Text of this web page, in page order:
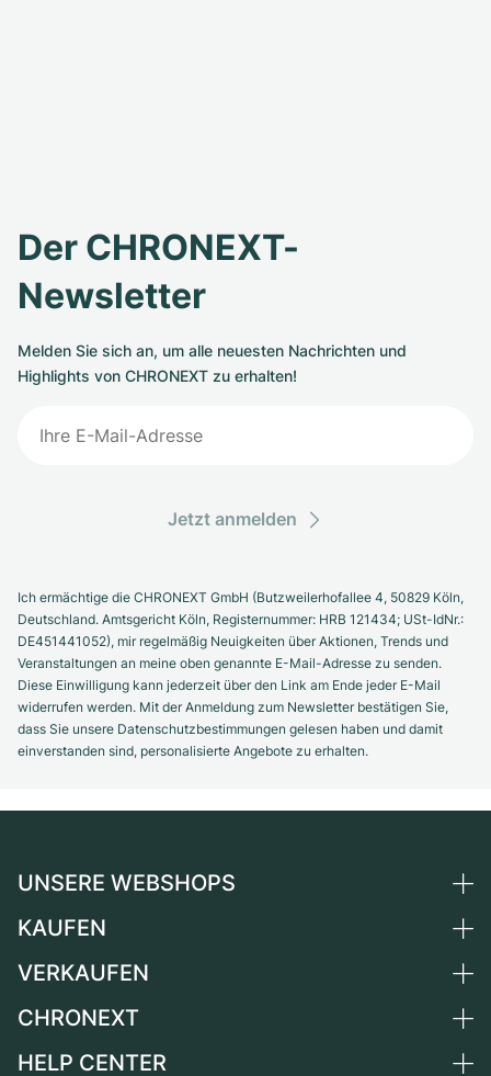
Der CHRONEXT-
Newsletter
Melden Sie sich an, um alle neuesten Nachrichten und
Highlights von CHRONEXT zu erhalten!
Jetzt anmelden
Ich ermächtige die CHRONEXT GmbH (Butzweilerhofallee 4, 50829 Köln,
Deutschland. Amtsgericht Köln, Registernummer: HRB 121434; USt-IdNr.:
DE451441052), mir regelmäßig Neuigkeiten über Aktionen, Trends und
Veranstaltungen an meine oben genannte E-Mail-Adresse zu senden.
Diese Einwilligung kann jederzeit über den Link am Ende jeder E-Mail
widerrufen werden. Mit der Anmeldung zum Newsletter bestätigen Sie,
dass Sie unsere Datenschutzbestimmungen gelesen haben und damit
einverstanden sind, personalisierte Angebote zu erhalten.
UNSERE WEBSHOPS
Deutschland
Schweiz
Frankreich
KAUFEN
Alle Luxusuhren
Independent Brands
VERKAUFEN
Uhr verkaufen
CHRONEXT
Über uns
HELP CENTER